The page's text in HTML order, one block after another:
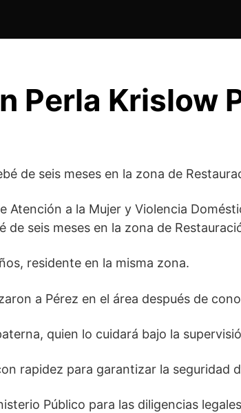
Perla Krislow
de seis meses en la zona de
a la Mujer y Violencia
de seis meses en la zona de
residente en la misma zona.
a Pérez en el área después de
quien lo cuidará bajo la
rapidez para garantizar la seguridad
Público para las diligencias